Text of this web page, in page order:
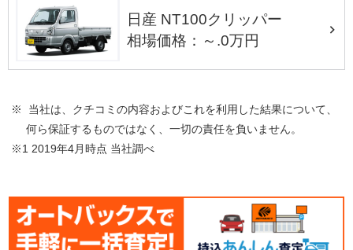
日産 NT100クリッパー
相場価格：～.0万円
※ 当社は、クチコミの内容およびこれを利用した結果について、
何ら保証するものではなく、一切の責任を負いません。
※1 2019年4月時点 当社調べ